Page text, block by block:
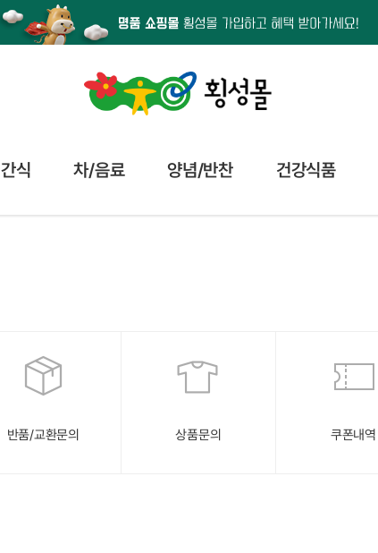
간식 차/음료 양념/반찬 건강식품
반품/교환문의 상품문의 쿠폰내역